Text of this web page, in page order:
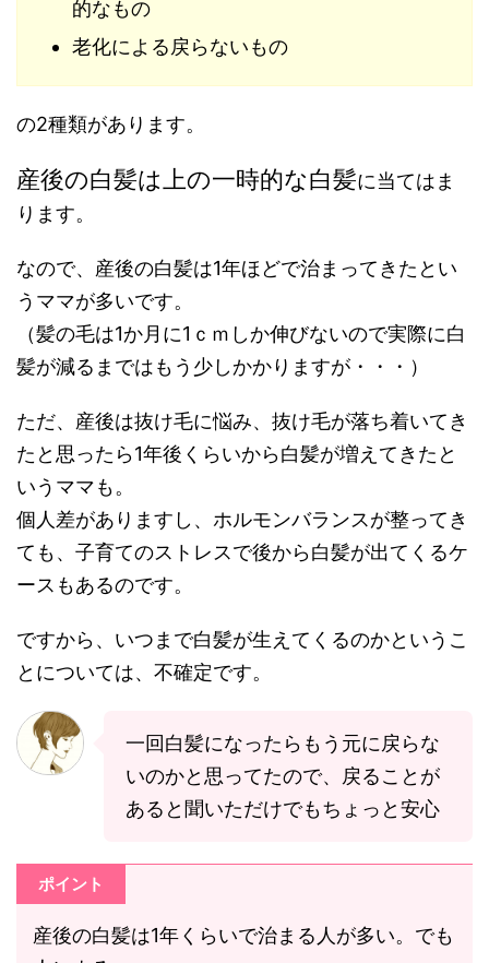
的なもの
老化による戻らないもの
の2種類があります。
産後の白髪は上の一時的な白髪に当てはま
ります。
なので、産後の白髪は1年ほどで治まってきたとい
うママが多いです。
（髪の毛は1か月に1ｃｍしか伸びないので実際に白
髪が減るまではもう少しかかりますが・・・）
ただ、産後は抜け毛に悩み、抜け毛が落ち着いてき
たと思ったら1年後くらいから白髪が増えてきたと
いうママも。
個人差がありますし、ホルモンバランスが整ってき
ても、子育てのストレスで後から白髪が出てくるケ
ースもあるのです。
ですから、いつまで白髪が生えてくるのかというこ
とについては、不確定です。
一回白髪になったらもう元に戻らな
いのかと思ってたので、戻ることが
あると聞いただけでもちょっと安心
ポイント
産後の白髪は1年くらいで治まる人が多い。でも